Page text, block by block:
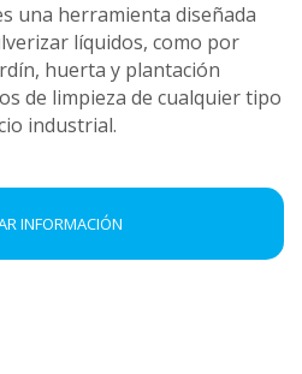
una herramienta diseñada
líquidos, como por
huerta y plantación
de limpieza de cualquier tipo
industrial.
INFORMACIÓN